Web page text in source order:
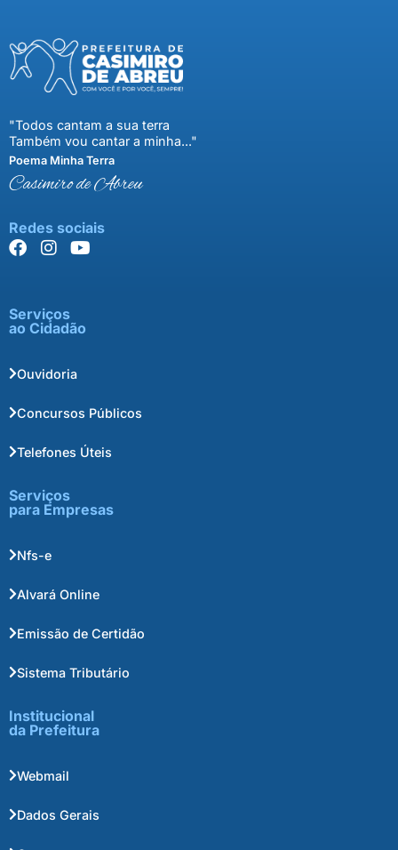
"Todos cantam a sua terra
Também vou cantar a minha..."
Poema Minha Terra
Casimiro de Abreu
Redes sociais
Serviços
ao Cidadão
Ouvidoria
Concursos Públicos
Telefones Úteis
Serviços
para Empresas
Nfs-e
Alvará Online
Emissão de Certidão
Sistema Tributário
Institucional
da Prefeitura
Webmail
Dados Gerais